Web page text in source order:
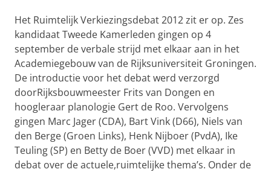
Het Ruimtelijk Verkiezingsdebat 2012 zit er op. Zes
kandidaat Tweede Kamerleden gingen op 4
september de verbale strijd met elkaar aan in het
Academiegebouw van de Rijksuniversiteit Groningen.
De introductie voor het debat werd verzorgd
doorRijksbouwmeester Frits van Dongen en
hoogleraar planologie Gert de Roo. Vervolgens
gingen Marc Jager (CDA), Bart Vink (D66), Niels van
den Berge (Groen Links), Henk Nijboer (PvdA), Ike
Teuling (SP) en Betty de Boer (VVD) met elkaar in
debat over de actuele,ruimtelijke thema’s. Onder de